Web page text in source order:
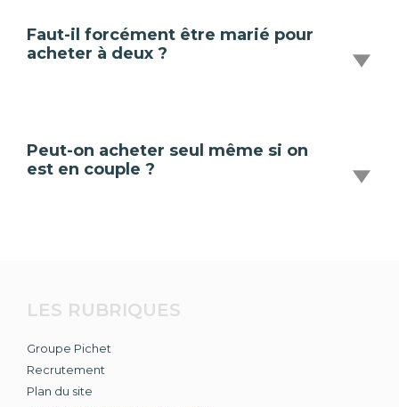
Faut-il forcément être marié pour
acheter à deux ?
Peut-on acheter seul même si on
est en couple ?
LES RUBRIQUES
Groupe Pichet
Recrutement
Plan du site